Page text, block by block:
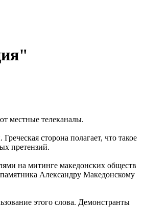
местные телеканалы.
сторона полагает, что такое
претензий.
на митинге македонских обществ
Александру Македонскому
этого слова. Демонстранты